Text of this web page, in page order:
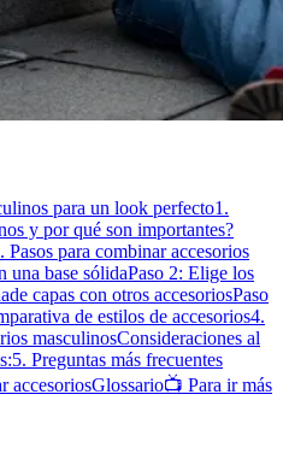
para un look perfecto1.
y por qué son importantes?
Pasos para combinar accesorios
una base sólidaPaso 2: Elige los
capas con otros accesoriosPaso
de estilos de accesorios4.
masculinosConsideraciones al
5. Preguntas más frecuentes
accesoriosGlossario📺 Para ir más